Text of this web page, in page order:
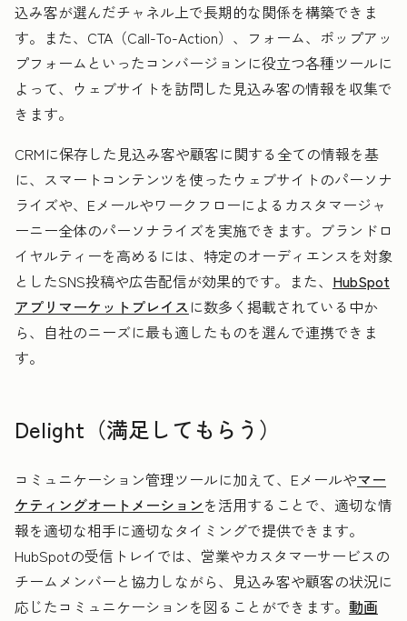
込み客が選んだチャネル上で長期的な関係を構築できま
す。また、CTA（Call-To-Action）、フォーム、ポップアッ
プフォームといったコンバージョンに役立つ各種ツールに
よって、ウェブサイトを訪問した見込み客の情報を収集で
きます。
CRMに保存した見込み客や顧客に関する全ての情報を基
に、スマートコンテンツを使ったウェブサイトのパーソナ
ライズや、Eメールやワークフローによるカスタマージャ
ーニー全体のパーソナライズを実施できます。ブランドロ
イヤルティーを高めるには、特定のオーディエンスを対象
としたSNS投稿や広告配信が効果的です。また、 HubSpot
アプリマーケットプレイス に数多く掲載されている中か
ら、自社のニーズに最も適したものを選んで連携できま
す。
Delight（満足してもらう）
コミュニケーション管理ツールに加えて、Eメールやマー
ケティングオートメーションを活用することで、適切な情
報を適切な相手に適切なタイミングで提供できます。
HubSpotの受信トレイでは、営業やカスタマーサービスの
チームメンバーと協力しながら、見込み客や顧客の状況に
応じたコミュニケーションを図ることができます。 動画